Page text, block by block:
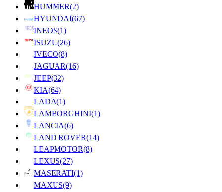
HUMMER(2)
HYUNDAI(67)
INEOS(1)
ISUZU(26)
IVECO(8)
JAGUAR(16)
JEEP(32)
KIA(64)
LADA(1)
LAMBORGHINI(1)
LANCIA(6)
LAND ROVER(14)
LEAPMOTOR(8)
LEXUS(27)
MASERATI(1)
MAXUS(9)